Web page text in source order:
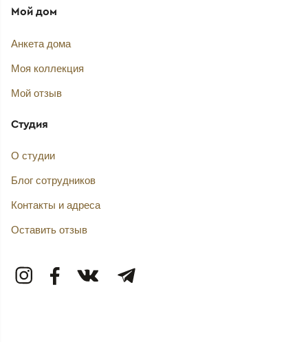
Мой дом
Анкета дома
Моя коллекция
Мой отзыв
Студия
О студии
Блог сотрудников
Контакты и адреса
Оставить отзыв